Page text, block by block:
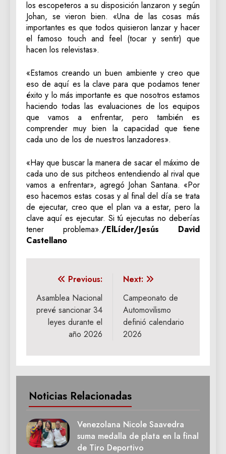
los escopeteros a su disposición lanzaron y según
Johan, se vieron bien. «Una de las cosas más
importantes es que todos quisieron lanzar y hacer
el famoso touch and feel (tocar y sentir) que
hacen los relevistas».
«Estamos creando un buen ambiente y creo que
eso de aquí es la clave para que podamos tener
éxito y lo más importante es que nosotros estamos
haciendo todas las evaluaciones de los equipos
que vamos a enfrentar, pero también es
comprender muy bien la capacidad que tiene
cada uno de los de nuestros lanzadores».
«Hay que buscar la manera de sacar el máximo de
cada uno de sus pitcheos entendiendo al rival que
vamos a enfrentar», agregó Johan Santana. «Por
eso hacemos estas cosas y al final del día se trata
de ejecutar, creo que el plan va a estar, pero la
clave aquí es ejecutar. Si tú ejecutas no deberías
tener problema»./ElLíder/Jesús David
Castellano
Navegación
de
entradas
Previous:
Asamblea Nacional
prevé sancionar 34
leyes durante el
año 2026
Next:
Campeonato de
Automovilismo
definió calendario
2026
Noticias Relacionadas
Venezolana Nicole Saavedra
suma medalla de plata en la final
de Tiro Deportivo